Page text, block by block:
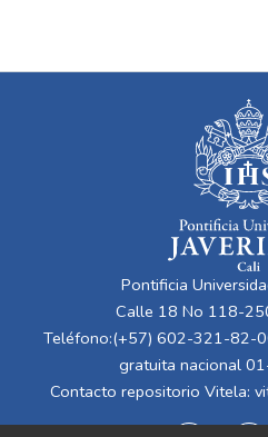
Pontificia
Calle 18 No 118-
Teléfono:(+57) 602-321-82-
gratuita nacional
Contacto repositorio Vitela: